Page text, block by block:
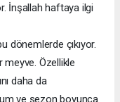
İnşallah haftaya ilgi
dönemlerde çıkıyor.
meyve. Özellikle
daha da
ve sezon boyunca